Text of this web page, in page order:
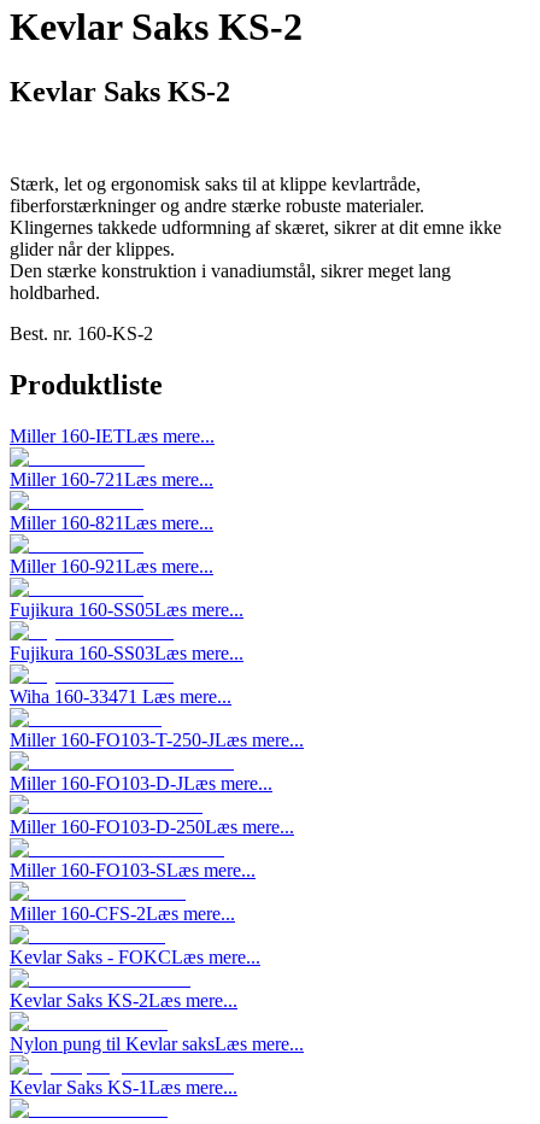
Kevlar Saks KS-2
Kevlar Saks KS-2
Stærk, let og ergonomisk saks til at klippe kevlartråde,
fiberforstærkninger og andre stærke robuste materialer.
Klingernes takkede udformning af skæret, sikrer at dit emne ikke
glider når der klippes.
Den stærke konstruktion i vanadiumstål, sikrer meget lang
holdbarhed.
Best. nr. 160-KS-2
Produktliste
Miller 160-IETLæs mere...
Miller 160-721Læs mere...
Miller 160-821Læs mere...
Miller 160-921Læs mere...
Fujikura 160-SS05Læs mere...
Fujikura 160-SS03Læs mere...
Wiha 160-33471 Læs mere...
Miller 160-FO103-T-250-JLæs mere...
Miller 160-FO103-D-JLæs mere...
Miller 160-FO103-D-250Læs mere...
Miller 160-FO103-SLæs mere...
Miller 160-CFS-2Læs mere...
Kevlar Saks - FOKCLæs mere...
Kevlar Saks KS-2Læs mere...
Nylon pung til Kevlar saksLæs mere...
Kevlar Saks KS-1Læs mere...